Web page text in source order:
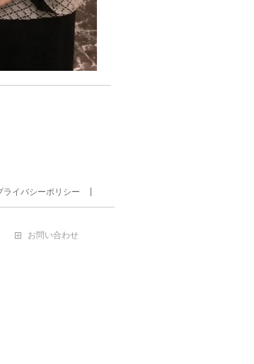
ライバシーポリシー
お問い合わせ